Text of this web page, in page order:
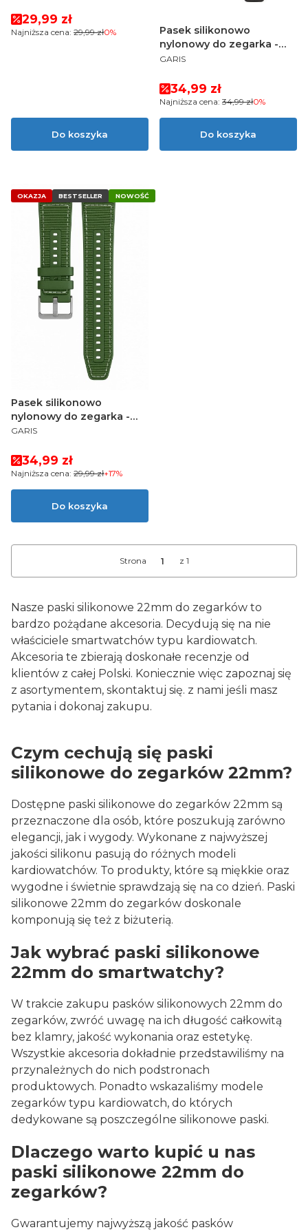
Cena promocyjna
29,99 zł
Najniższa cena: 29,99 zł0%
Do koszyka
Pasek silikonowo
nylonowy do zegarka -
czarny - 22mm
PRODUCENT
GARIS
Cena promocyjna
34,99 zł
Najniższa cena: 34,99 zł0%
Do koszyka
OKAZJA BESTSELLER NOWOŚĆ
Pasek silikonowo
nylonowy do zegarka -
zielony - 22mm
PRODUCENT
GARIS
Cena promocyjna
34,99 zł
Najniższa cena: 29,99 zł+17%
Do koszyka
Strona z 1
Nasze paski silikonowe 22mm do zegarków to
bardzo pożądane akcesoria. Decydują się na nie
właściciele smartwatchów typu kardiowatch.
Akcesoria te zbierają doskonałe recenzje od
klientów z całej Polski. Koniecznie więc zapoznaj się
z asortymentem, skontaktuj się. z nami jeśli masz
pytania i dokonaj zakupu.
Czym cechują się paski
silikonowe do zegarków 22mm?
Dostępne paski silikonowe do zegarków 22mm są
przeznaczone dla osób, które poszukują zarówno
elegancji, jak i wygody. Wykonane z najwyższej
jakości silikonu pasują do różnych modeli
kardiowatchów. To produkty, które są miękkie oraz
wygodne i świetnie sprawdzają się na co dzień. Paski
silikonowe 22mm do zegarków doskonale
komponują się też z biżuterią.
Jak wybrać paski silikonowe
22mm do smartwatchy?
W trakcie zakupu pasków silikonowych 22mm do
zegarków, zwróć uwagę na ich długość całkowitą
bez klamry, jakość wykonania oraz estetykę.
Wszystkie akcesoria dokładnie przedstawiliśmy na
przynależnych do nich podstronach
produktowych. Ponadto wskazaliśmy modele
zegarków typu kardiowatch, do których
dedykowane są poszczególne silikonowe paski.
Dlaczego warto kupić u nas
paski silikonowe 22mm do
zegarków?
Gwarantujemy najwyższą jakość pasków